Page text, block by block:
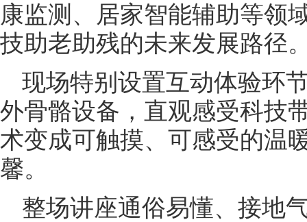
康监测、居家智能辅助等领
技助老助残的未来发展路径
现场特别设置互动体验环
外骨骼设备，直观感受科技
术变成可触摸、可感受的温
馨。
整场讲座通俗易懂、接地